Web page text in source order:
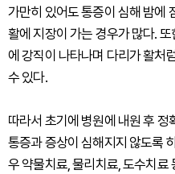
가만히 있어도 통증이 심해 밤에
활에 지장이 가는 경우가 많다.
에 강직이 나타나며 다리가 활처
수 있다.
따라서 초기에 병원에 내원 후 정
통증과 증상이 심해지지 않도록
우 약물치료, 물리치료, 도수치료